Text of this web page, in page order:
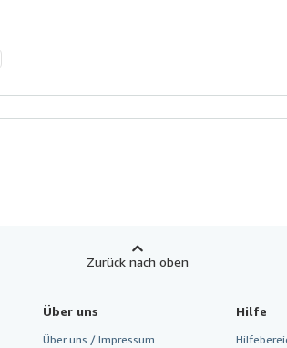
Zurück nach oben
Über uns
Über uns / Impressum
Hilfe